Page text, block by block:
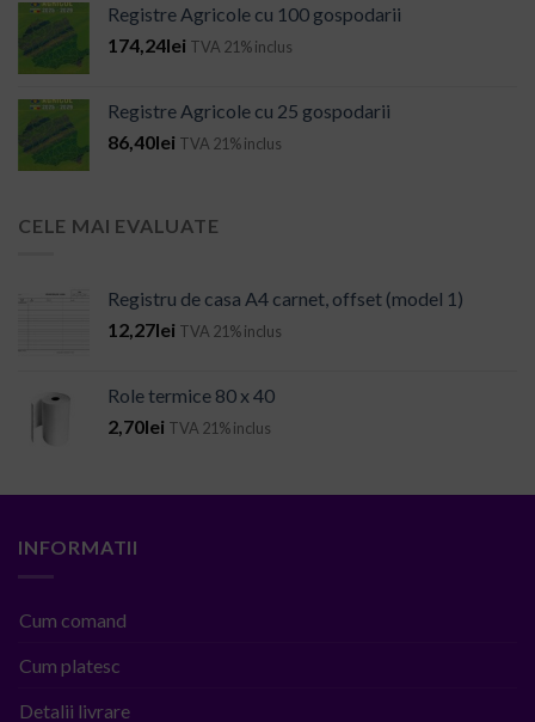
Registre Agricole cu 100 gospodarii
174,24lei TVA 21% inclus
Registre Agricole cu 25 gospodarii
86,40lei TVA 21% inclus
CELE MAI EVALUATE
Registru de casa A4 carnet, offset (model 1)
12,27lei TVA 21% inclus
Role termice 80 x 40
2,70lei TVA 21% inclus
INFORMATII
Cum comand
Cum platesc
Detalii livrare